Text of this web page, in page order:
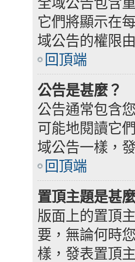
它們將顯示在
域公告的權限
回頂端
公告是甚麼？
公告通常包含
可能地閱讀它
域公告一樣，
回頂端
置頂主題是甚
版面上的置頂
要，無論何時
樣，發表置頂